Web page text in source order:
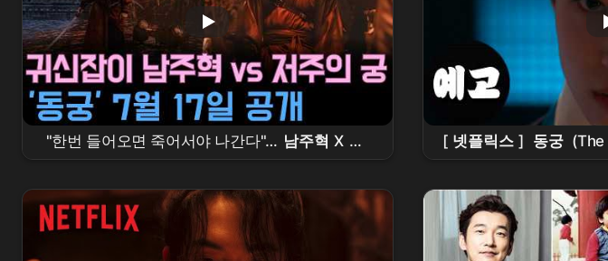
"한번 들어오면 죽어서야 나간다"… 남주혁 X 노
윤서 , 조승우 가 부른 저주의 궁 ' 동궁 '의 정체
[ 넷플릭스 ] 동궁 (The
저